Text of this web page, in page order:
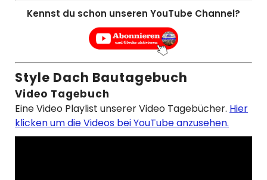
Kennst du schon unseren YouTube Channel?
Style Dach Bautagebuch
Video Tagebuch
Eine Video Playlist unserer Video Tagebücher. Hier
klicken um die Videos bei YouTube anzusehen.